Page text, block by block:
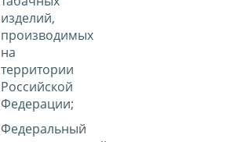
изделий,
производимых
на
территории
Российской
Федерации;
Федеральный